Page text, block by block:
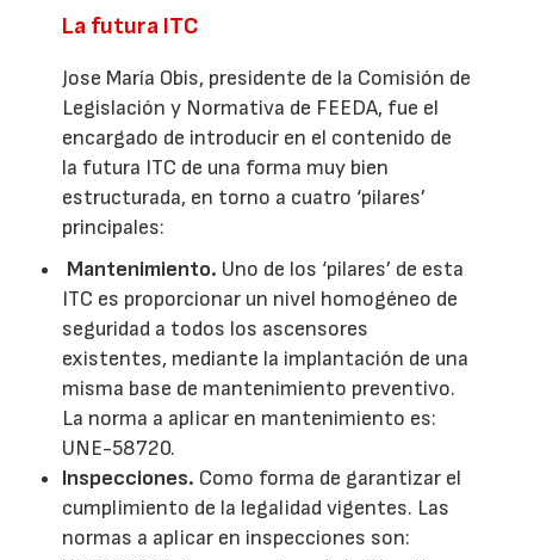
La futura ITC
Jose María Obis, presidente de la Comisión de
Legislación y Normativa de FEEDA, fue el
encargado de introducir en el contenido de
la futura ITC de una forma muy bien
estructurada, en torno a cuatro ‘pilares’
principales:
Mantenimiento. Uno de los ‘pilares’ de esta
ITC es proporcionar un nivel homogéneo de
seguridad a todos los ascensores
existentes, mediante la implantación de una
misma base de mantenimiento preventivo.
La norma a aplicar en mantenimiento es:
UNE-58720.
Inspecciones. Como forma de garantizar el
cumplimiento de la legalidad vigentes. Las
normas a aplicar en inspecciones son: